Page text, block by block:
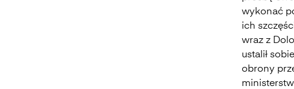
wykonać
ich
wraz z
ustalił
obrony